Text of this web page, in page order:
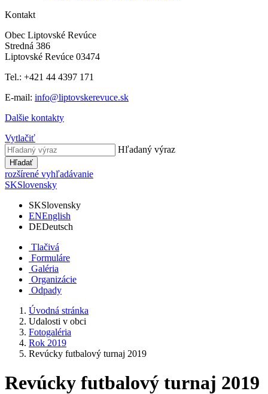
Kontakt
Obec Liptovské Revúce
Stredná 386
Liptovské Revúce 03474
Tel.: +421 44 4397 171
E-mail: info@liptovskerevuce.sk
Dalšie kontakty
Vytlačiť
Hľadaný výraz
Hľadať
rozšírené vyhľadávanie
SKSlovensky
SKSlovensky
ENEnglish
DEDeutsch
Tlačivá
Formuláre
Galéria
Organizácie
Odpady
Úvodná stránka
Udalosti v obci
Fotogaléria
Rok 2019
Revúcky futbalový turnaj 2019
Revúcky futbalový turnaj 2019